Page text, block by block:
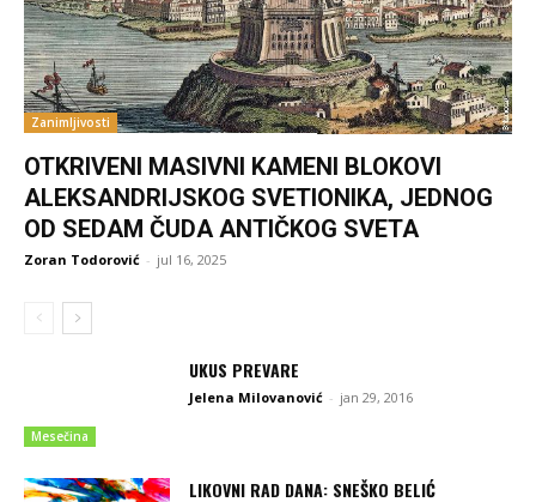
Zanimljivosti
OTKRIVENI MASIVNI KAMENI BLOKOVI
ALEKSANDRIJSKOG SVETIONIKA, JEDNOG
OD SEDAM ČUDA ANTIČKOG SVETA
Zoran Todorović - jul 16, 2025
Mesečina
UKUS PREVARE
Jelena Milovanović - jan 29, 2016
LIKOVNI RAD DANA: SNEŠKO BELIĆ